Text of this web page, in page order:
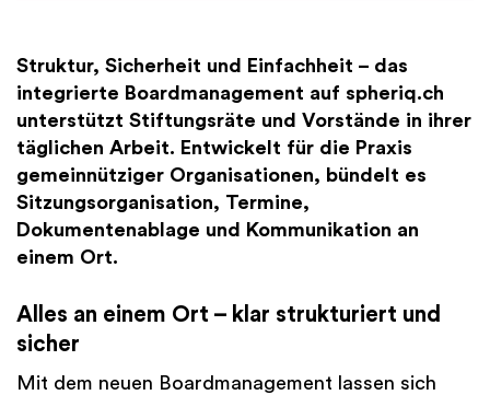
Struktur, Sicherheit und Einfachheit – das
integrierte Boardmanagement auf spheriq.ch
unterstützt Stiftungsräte und Vorstände in ihrer
täglichen Arbeit. Entwickelt für die Praxis
gemeinnütziger Organisationen, bündelt es
Sitzungsorganisation, Termine,
Dokumentenablage und Kommunikation an
einem Ort.
Alles an einem Ort – klar strukturiert und
sicher
Mit dem neuen Boardmanagement lassen sich